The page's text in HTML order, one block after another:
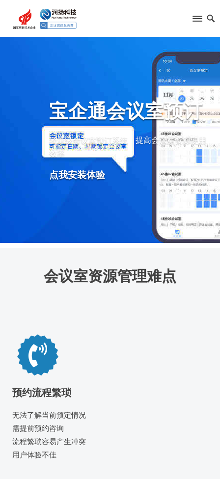
宝企通会议室预订
轻量级会议室预订系统 提高会议室资源使用
效率
点我安装体验
会议室资源管理难点
预约流程繁琐
无法了解当前预定情况
需提前预约咨询
流程繁琐容易产生冲突
用户体验不佳